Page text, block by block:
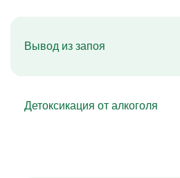
Вывод из запоя
Детоксикация от алкоголя